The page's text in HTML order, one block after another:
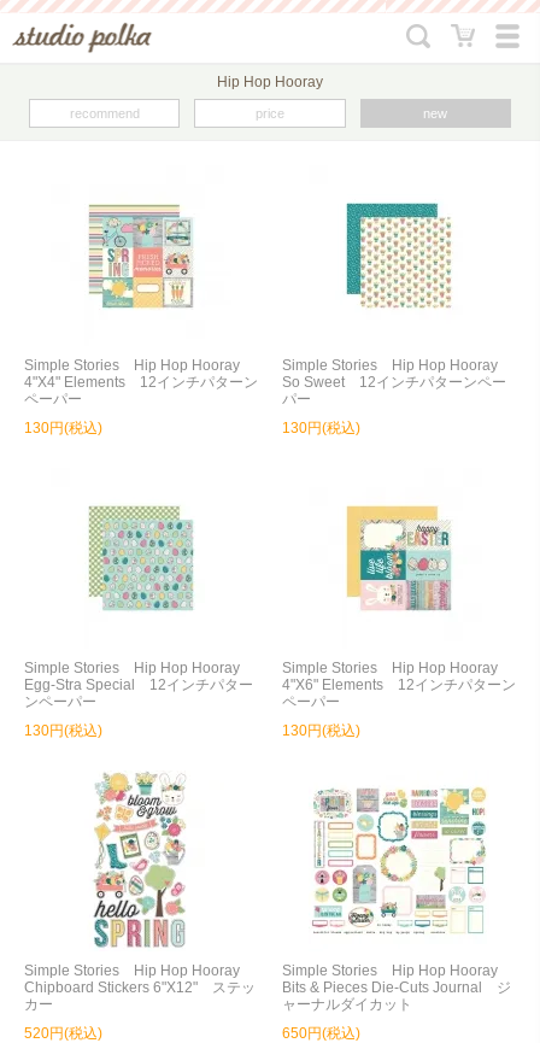
Hip Hop Hooray
recommend price new
Simple Stories Hip Hop Hooray
4"X4" Elements 12インチパターン
ペーパー
130円(税込)
Simple Stories Hip Hop Hooray
So Sweet 12インチパターンペー
パー
130円(税込)
Simple Stories Hip Hop Hooray
Egg-Stra Special 12インチパター
ンペーパー
130円(税込)
Simple Stories Hip Hop Hooray
4"X6" Elements 12インチパターン
ペーパー
130円(税込)
Simple Stories Hip Hop Hooray
Chipboard Stickers 6"X12" ステッ
カー
520円(税込)
Simple Stories Hip Hop Hooray
Bits & Pieces Die-Cuts Journal ジ
ャーナルダイカット
650円(税込)